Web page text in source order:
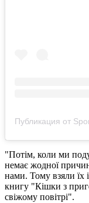
"Потім, коли ми
немає жодної
нами. Тому взяли їх
книгу "Кішки з
свіжому повітрі".